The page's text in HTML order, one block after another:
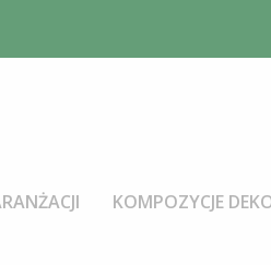
KOMPOZYCJE